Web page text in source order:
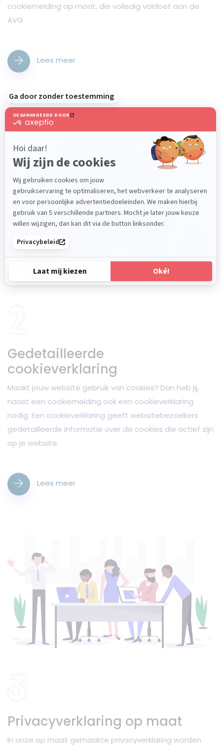
cookiemelding op maat, die volledig voldoet aan de
AVG.
Lees meer
Gedetailleerde
cookieverklaring
Maakt jouw website gebruik van cookies? Dan heb jij,
naast een cookiemelding ook een cookieverklaring
nodig. Een cookieverklaring geeft websitebezoekers
gedetailleerde informatie over de cookies die actief zijn
op je website.
Lees meer
Privacyverklaring op maat
In onze op maat gemaakte privacyverklaring worden